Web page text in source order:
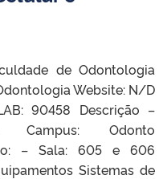
de Odontologia
Website: N/D
90458 Descrição –
Campus: Odonto
– Sala: 605 e 606
Sistemas de